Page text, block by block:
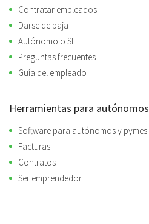
Contratar empleados
Darse de baja
Autónomo o SL
Preguntas frecuentes
Guía del empleado
Herramientas para autónomos
Software para autónomos y pymes
Facturas
Contratos
Ser emprendedor